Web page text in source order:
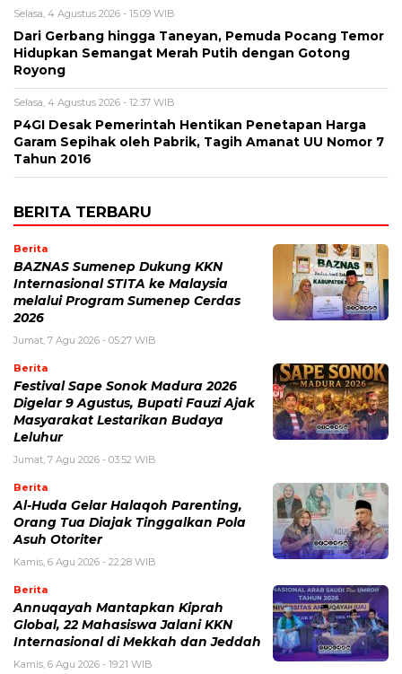
Selasa, 4 Agustus 2026 - 15:09 WIB
Dari Gerbang hingga Taneyan, Pemuda Pocang Temor
Hidupkan Semangat Merah Putih dengan Gotong
Royong
Selasa, 4 Agustus 2026 - 12:37 WIB
P4GI Desak Pemerintah Hentikan Penetapan Harga
Garam Sepihak oleh Pabrik, Tagih Amanat UU Nomor 7
Tahun 2016
BERITA TERBARU
Berita
BAZNAS Sumenep Dukung KKN
Internasional STITA ke Malaysia
melalui Program Sumenep Cerdas
2026
Jumat, 7 Agu 2026 - 05:27 WIB
Berita
Festival Sape Sonok Madura 2026
Digelar 9 Agustus, Bupati Fauzi Ajak
Masyarakat Lestarikan Budaya
Leluhur
Jumat, 7 Agu 2026 - 03:52 WIB
Berita
Al-Huda Gelar Halaqoh Parenting,
Orang Tua Diajak Tinggalkan Pola
Asuh Otoriter
Kamis, 6 Agu 2026 - 22:28 WIB
Berita
Annuqayah Mantapkan Kiprah
Global, 22 Mahasiswa Jalani KKN
Internasional di Mekkah dan Jeddah
Kamis, 6 Agu 2026 - 19:21 WIB